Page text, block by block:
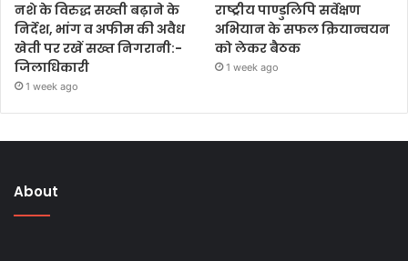
नशे के विरुद्ध सख्ती बढ़ाने के
निर्देश, भांग व अफीम की अवैध
खेती पर रखें सख्त निगरानी:-
जिलाधिकारी
1 week ago
राष्ट्रीय पाण्डुलिपि सर्वेक्षण
अभियान के सफल क्रियान्वयन
को लेकर बैठक
1 week ago
About